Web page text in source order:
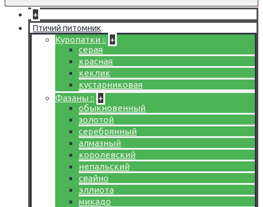
+
Птичий питомник
Куропатки
+
серая
красная
кеклик
кустарниковая
Фазаны
+
обыкновенный
золотой
серебрянный
алмазный
королевский
непальский
свайно
эллиота
микадо